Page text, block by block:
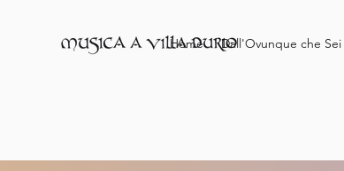
Home Dall'Ovunque che Sei